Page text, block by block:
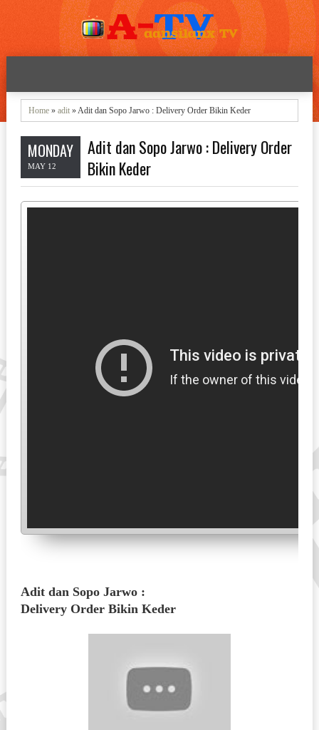
Home» adit» Adit dan Sopo Jarwo : Delivery Order Bikin Keder
MONDAY
MAY 12
Adit dan Sopo Jarwo : Delivery Order
Bikin Keder
Adit dan Sopo Jarwo :
Delivery Order Bikin Keder